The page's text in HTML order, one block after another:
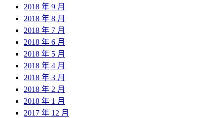
2018 年 9 月
2018 年 8 月
2018 年 7 月
2018 年 6 月
2018 年 5 月
2018 年 4 月
2018 年 3 月
2018 年 2 月
2018 年 1 月
2017 年 12 月